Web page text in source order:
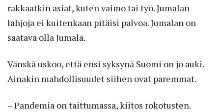
rakkaatkin asiat, kuten vaimo tai työ. Jumalan
lahjoja ei kuitenkaan pitäisi palvoa. Jumalan on
saatava olla Jumala.
Vänskä uskoo, että ensi syksynä Suomi on jo auki.
Ainakin mahdollisuudet siihen ovat paremmat.
– Pandemia on taittumassa, kiitos rokotusten.